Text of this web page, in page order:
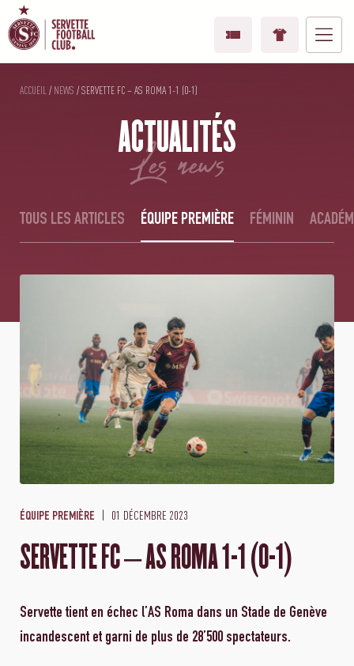
ACCUEIL /NEWS /SERVETTE FC – AS ROMA 1-1 (0-1)
ACTUALITÉS
les news
TOUS LES ARTICLES ÉQUIPE PREMIÈRE FÉMININ
ÉQUIPE PREMIÈRE 01 DÉCEMBRE 2023
SERVETTE FC – AS ROMA 1-1 (0-1)
Servette tient en échec l’AS Roma dans un Stade de Genève
incandescent et garni de plus de 28’500 spectateurs.